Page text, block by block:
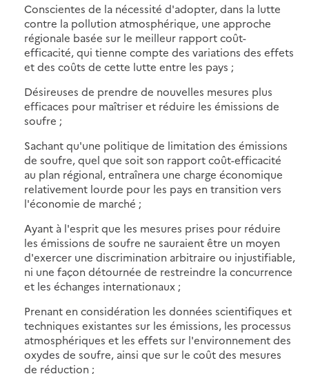
Conscientes de la nécessité d'adopter, dans la lutte
contre la pollution atmosphérique, une approche
régionale basée sur le meilleur rapport coût-
efficacité, qui tienne compte des variations des effets
et des coûts de cette lutte entre les pays ;
Désireuses de prendre de nouvelles mesures plus
efficaces pour maîtriser et réduire les émissions de
soufre ;
Sachant qu'une politique de limitation des émissions
de soufre, quel que soit son rapport coût-efficacité
au plan régional, entraînera une charge économique
relativement lourde pour les pays en transition vers
l'économie de marché ;
Ayant à l'esprit que les mesures prises pour réduire
les émissions de soufre ne sauraient être un moyen
d'exercer une discrimination arbitraire ou injustifiable,
ni une façon détournée de restreindre la concurrence
et les échanges internationaux ;
Prenant en considération les données scientifiques et
techniques existantes sur les émissions, les processus
atmosphériques et les effets sur l'environnement des
oxydes de soufre, ainsi que sur le coût des mesures
de réduction ;